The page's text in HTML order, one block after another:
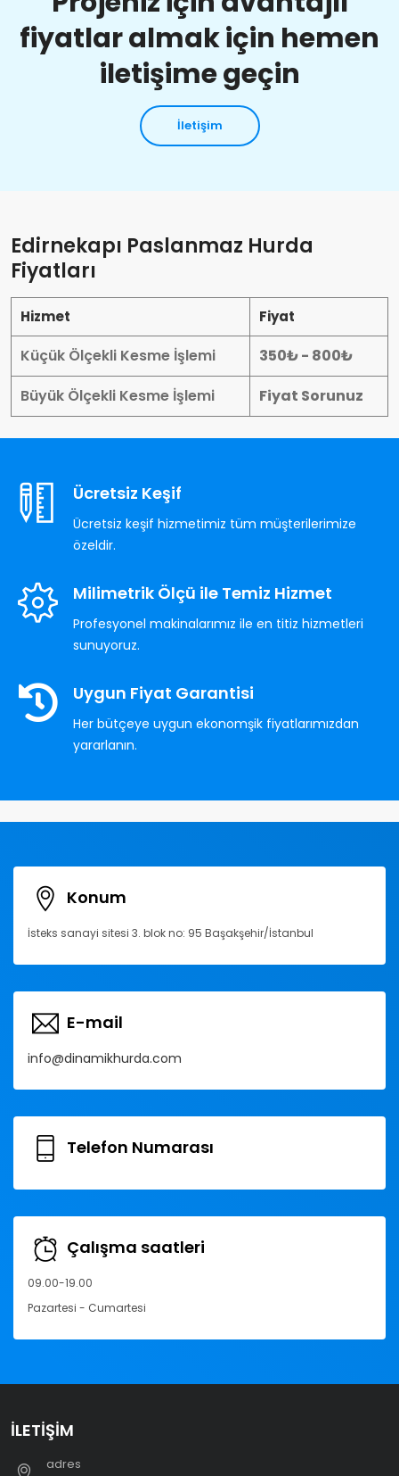
fiyatlar almak için hemen
iletişime geçin
İletişim
Edirnekapı Paslanmaz Hurda
Fiyatları
Hizmet Fiyat
Küçük Ölçekli Kesme İşlemi
350₺ - 800₺
Büyük Ölçekli Kesme İşlemi
Fiyat Sorunuz
Ücretsiz Keşif
Ücretsiz keşif hizmetimiz tüm müşterilerimize
özeldir.
Milimetrik Ölçü ile Temiz Hizmet
Profesyonel makinalarımız ile en titiz hizmetleri
sunuyoruz.
Uygun Fiyat Garantisi
Her bütçeye uygun ekonomşik fiyatlarımızdan
yararlanın.
Konum
İsteks sanayi sitesi 3. blok no: 95 Başakşehir/İstanbul
E-mail
info@dinamikhurda.com
Telefon Numarası
Çalışma saatleri
09.00-19.00
Pazartesi - Cumartesi
İLETIŞIM
adres